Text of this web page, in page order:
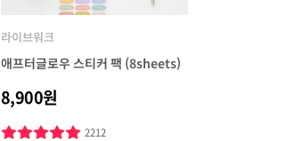
라이브워크
애프터글로우 스티커 팩 (8sheets)
8,900원
2212